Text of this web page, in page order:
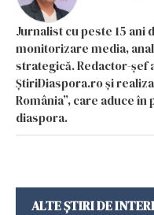
Jurnalist cu peste 15
monitorizare media,
strategică. Redactor-șef
ȘtiriDiaspora.ro și
România”, care aduce
diaspora.
ALTE ȘTIRI DE